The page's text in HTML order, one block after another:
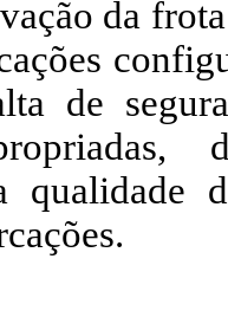
da
de
qualidade